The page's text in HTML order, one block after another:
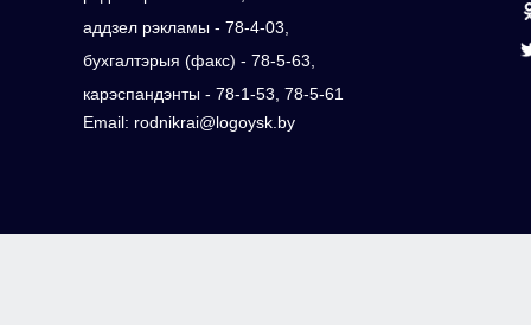
аддзел рэкламы - 78-4-03,
бухгалтэрыя (факс) - 78-5-63,
карэспандэнты - 78-1-53, 78-5-61
Email: rodnikrai@logoysk.by